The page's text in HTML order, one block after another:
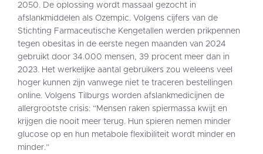
2050. De oplossing wordt massaal gezocht in
afslankmiddelen als Ozempic. Volgens cijfers van de
Stichting Farmaceutische Kengetallen werden prikpennen
tegen obesitas in de eerste negen maanden van 2024
gebruikt door 34.000 mensen, 39 procent meer dan in
2023. Het werkelijke aantal gebruikers zou weleens veel
hoger kunnen zijn vanwege niet te traceren bestellingen
online. Volgens Tilburgs worden afslankmedicijnen de
allergrootste crisis: “Mensen raken spiermassa kwijt en
krijgen die nooit meer terug. Hun spieren nemen minder
glucose op en hun metabole flexibiliteit wordt minder en
minder.”